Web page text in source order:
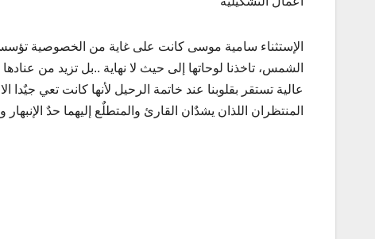
الإستثناء سامية موسى كانت على غاية من الخصوصية تؤسس
الشمس، تاخذنا لوحاتها إلى حيث لا نهاية ..بل تزيد من
عالية تستقر بقلوبنا عند خاتمة الرحيل لأنها كانت تعي جيٌدا
المنتظران اللذان يشدٌان القارئ والمتطلٌع إليهما حدٌ الإنبهار